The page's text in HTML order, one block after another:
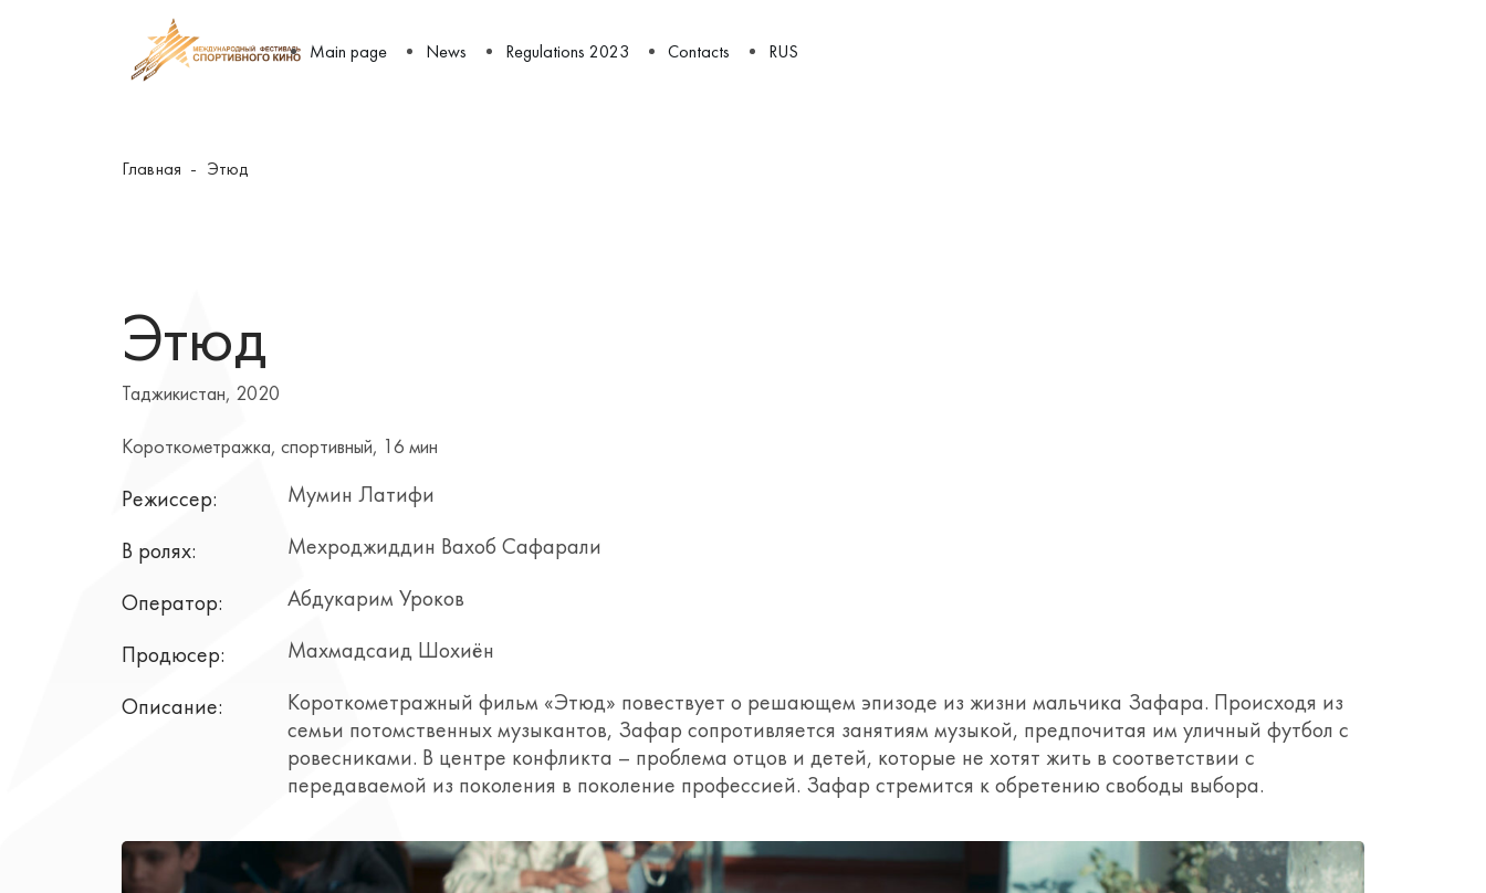
Main page News Regulations 2023 Contacts RUS
Главная Этюд
Этюд
Таджикистан, 2020
Короткометражка, спортивный, 16 мин
Режиссер: Мумин Латифи
В ролях: Мехроджиддин Вахоб Сафарали
Оператор: Абдукарим Уроков
Продюсер: Махмадсаид Шохиён
Описание:
Короткометражный фильм «Этюд» повествует о решающем эпизоде из жизни мальчика Зафара. Происходя из
семьи потомственных музыкантов, Зафар сопротивляется занятиям музыкой, предпочитая им уличный футбол с
ровесниками. В центре конфликта – проблема отцов и детей, которые не хотят жить в соответствии с
передаваемой из поколения в поколение профессией. Зафар стремится к обретению свободы выбора.